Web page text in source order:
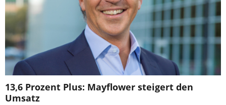
13,6 Prozent Plus: Mayflower steigert den
Umsatz